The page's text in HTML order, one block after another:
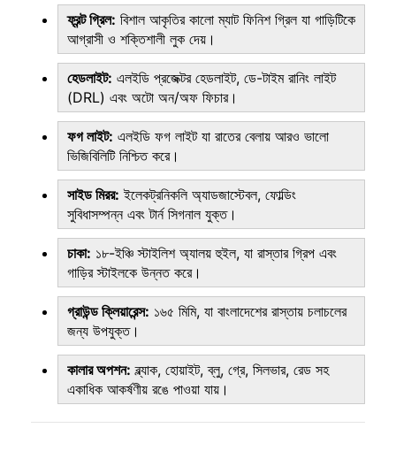
ফ্রন্ট গ্রিল: বিশাল আকৃতির কালো ম্যাট ফিনিশ গ্রিল যা গাড়িটিকে
আগ্রাসী ও শক্তিশালী লুক দেয়।
হেডলাইট: এলইডি প্রজেক্টর হেডলাইট, ডে-টাইম রানিং লাইট
(DRL) এবং অটো অন/অফ ফিচার।
ফগ লাইট: এলইডি ফগ লাইট যা রাতের বেলায় আরও ভালো
ভিজিবিলিটি নিশ্চিত করে।
সাইড মিরর: ইলেকট্রনিকলি অ্যাডজাস্টেবল, ফোল্ডিং
সুবিধাসম্পন্ন এবং টার্ন সিগনাল যুক্ত।
চাকা: ১৮-ইঞ্চি স্টাইলিশ অ্যালয় হুইল, যা রাস্তার গ্রিপ এবং
গাড়ির স্টাইলকে উন্নত করে।
গ্রাউন্ড ক্লিয়ারেন্স: ১৬৫ মিমি, যা বাংলাদেশের রাস্তায় চলাচলের
জন্য উপযুক্ত।
কালার অপশন: ব্ল্যাক, হোয়াইট, ব্লু, গ্রে, সিলভার, রেড সহ
একাধিক আকর্ষণীয় রঙে পাওয়া যায়।